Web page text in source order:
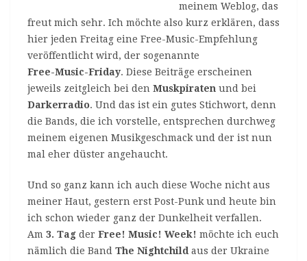
meinem Weblog, das
freut mich sehr. Ich möchte also kurz erklären, dass
hier jeden Freitag eine Free-Music-Empfehlung
veröffentlicht wird, der sogenannte
Free-Music-Friday. Diese Beiträge erscheinen
jeweils zeitgleich bei den Muskpiraten und bei
Darkerradio. Und das ist ein gutes Stichwort, denn
die Bands, die ich vorstelle, entsprechen durchweg
meinem eigenen Musikgeschmack und der ist nun
mal eher düster angehaucht.
Und so ganz kann ich auch diese Woche nicht aus
meiner Haut, gestern erst Post-Punk und heute bin
ich schon wieder ganz der Dunkelheit verfallen.
Am 3. Tag der Free! Music! Week! möchte ich euch
nämlich die Band The Nightchild aus der Ukraine